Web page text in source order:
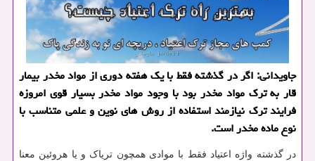
جاویدانی: اگر در گذشته فقط با یك هفته دوری از مواد مخدر بیمار
قار به ترك مواد مخدر بود با وجود مواد مخدر بسیار قوی امروزه
فرایند ترك نیازمند استفاده از روش های نوین و علمی متناسب با
نوع ماده مخدر است.
در گذشته واژه اعتیاد فقط با موادی همچون تریاک و یا هروئین معنا